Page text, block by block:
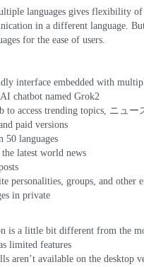
languages gives flexibility of
in a different language.
for the ease of users.
interface embedded with
chatbot named Grok2
to access trending topics, ニュー
paid versions
50 languages
latest world news
personalities, groups, and other
in private
is a little bit different from the
limited features
aren’t available on the desktop